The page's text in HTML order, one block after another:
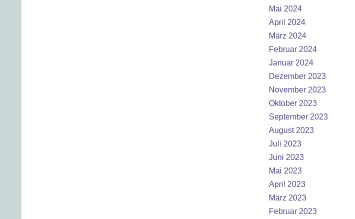
Mai 2024
April 2024
März 2024
Februar 2024
Januar 2024
Dezember 2023
November 2023
Oktober 2023
September 2023
August 2023
Juli 2023
Juni 2023
Mai 2023
April 2023
März 2023
Februar 2023